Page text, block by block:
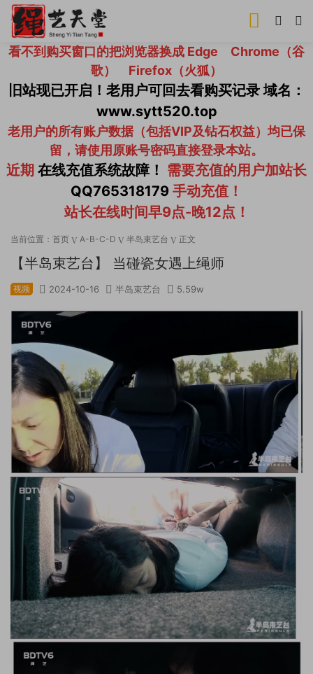
看不到购买窗口的把浏览器换成 Edge Chrome（谷
歌） Firefox（火狐）
旧站现已开启！老用户可回去看购买记录 域名：
www.sytt520.top
老用户的所有账户数据（包括VIP及钻石权益）均已保
留，请使用原账号密码直接登录本站。
近期 在线充值系统故障！ 需要充值的用户加站长
QQ765318179 手动充值！
站长在线时间早9点-晚12点！
当前位置： 首页 A-B-C-D 半岛束艺台 正文
【半岛束艺台】 当碰瓷女遇上绳师
视频 2024-10-16 半岛束艺台 5.59w